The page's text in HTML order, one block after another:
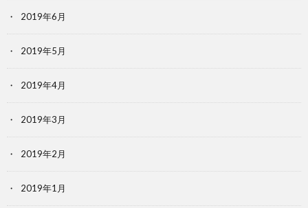
2019年6月
2019年5月
2019年4月
2019年3月
2019年2月
2019年1月